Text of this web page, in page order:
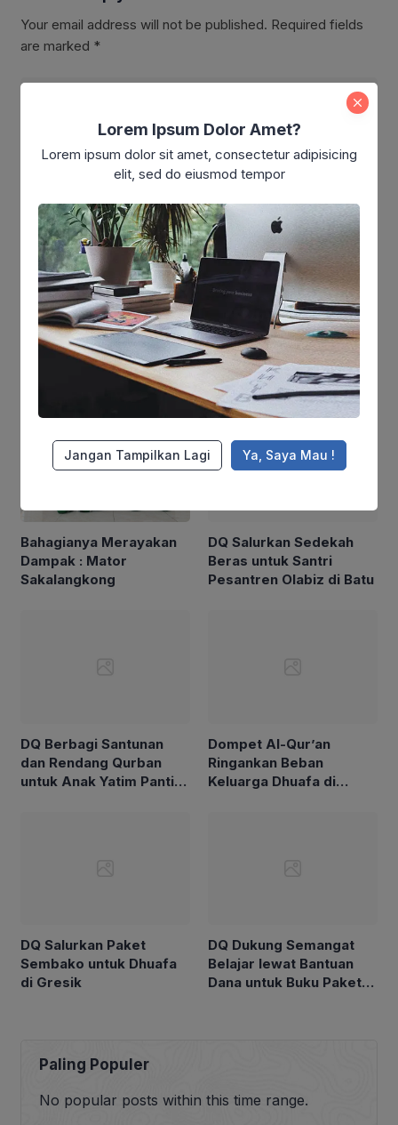
Your email address will not be published. Required fields
are marked *
Simpan nama dan email saya di browser ini untuk
komentar saya berikutnya.
Kamu mungkin suka
Bahagianya Merayakan
Dampak : Mator
Sakalangkong
DQ Salurkan Sedekah
Beras untuk Santri
Pesantren Olabiz di Batu
DQ Berbagi Santunan
dan Rendang Qurban
untuk Anak Yatim Panti
Dompet Al-Qur’an
Ringankan Beban
Keluarga Dhuafa di
DQ Salurkan Paket
Sembako untuk Dhuafa
di Gresik
DQ Dukung Semangat
Belajar lewat Bantuan
Dana untuk Buku Paket
Paling Populer
No popular posts within this time range.
Lorem Ipsum Dolor Amet?
Lorem ipsum dolor sit amet, consectetur adipisicing
elit, sed do eiusmod tempor
Jangan Tampilkan Lagi Ya, Saya Mau !